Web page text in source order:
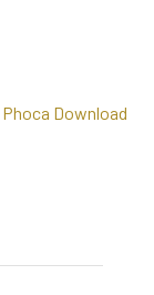
Phoca Download